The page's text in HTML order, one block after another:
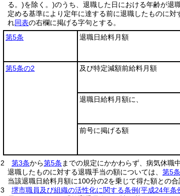
る。)を除く。)のうち、退職した日における年齢が退
定める基準により定年に達する前に退職したものに対
れ同表の右欄に掲げる字句とする。
第5条
退職日給料月額
第5条の2
及び特定減額前給料月額
退職日給料月額に、
前号に掲げる額
2
第3条から第5条 までの規定にかかわらず、病気休職
退職したものに対する退職手当の額については、 第5条
当該退職日給料月額に100分の2を乗じて得た額との合
3
堺市職員及び組織の活性化に関する条例(平成24年条